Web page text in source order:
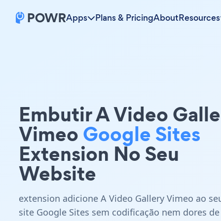
Apps Plans & PricingAboutResources
Embutir A Video
VimeoGoogle Sites
Extension No Seu
Website
extension adicione A Video Gallery Vimeo ao
site Google Sites sem codificação nem dores de